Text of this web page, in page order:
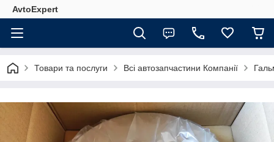
AvtoExpert
Товари та послуги Всі автозапчастини Компанії